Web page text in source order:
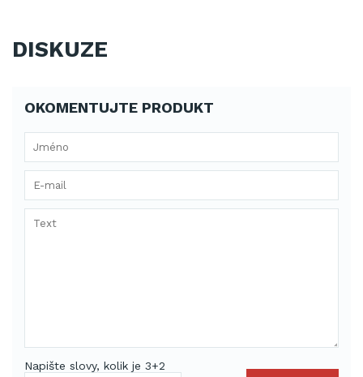
DISKUZE
OKOMENTUJTE PRODUKT
Napište slovy, kolik je 3+2